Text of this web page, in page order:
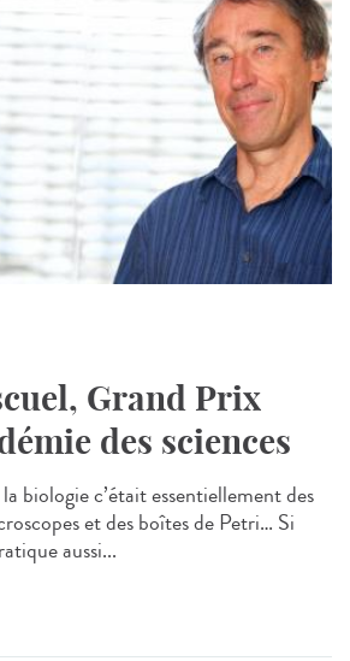
Grand Prix
des sciences
biologie c’était essentiellement des
et des boîtes de Petri… Si
aussi...